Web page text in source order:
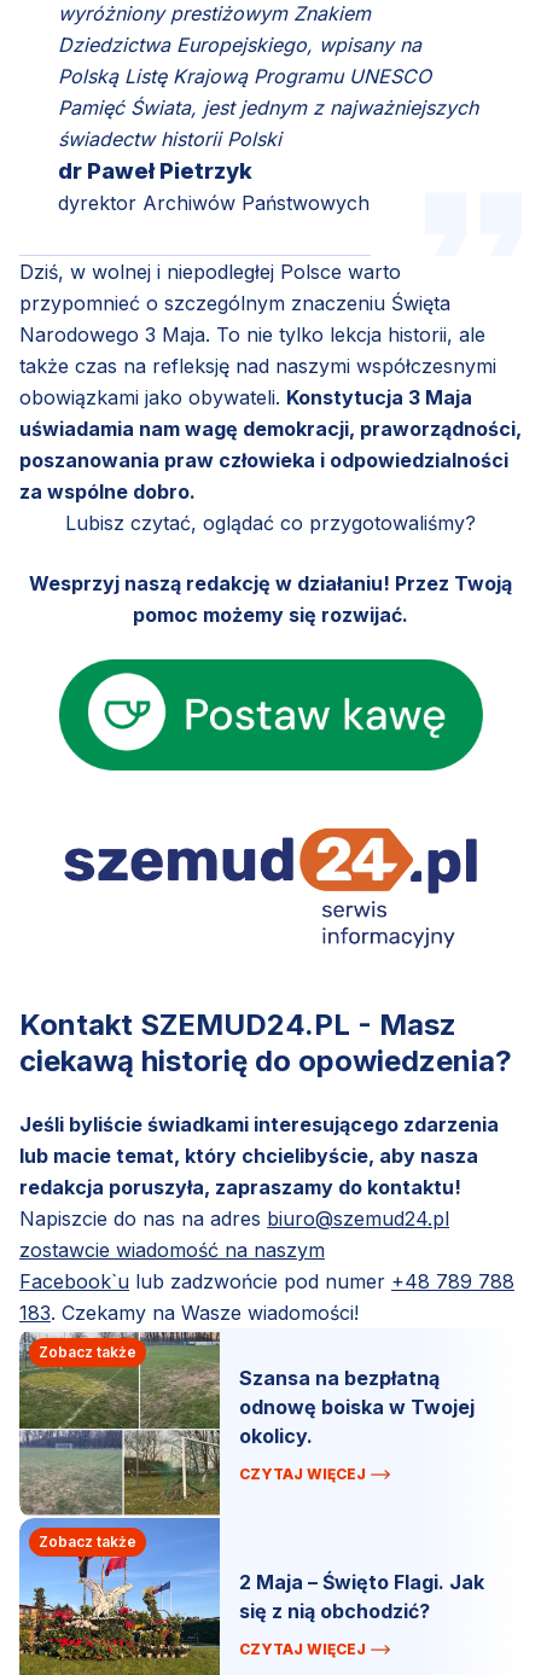
wyróżniony prestiżowym Znakiem
Dziedzictwa Europejskiego, wpisany na
Polską Listę Krajową Programu UNESCO
Pamięć Świata, jest jednym z najważniejszych
świadectw historii Polski
dr Paweł Pietrzyk
dyrektor Archiwów Państwowych
Dziś, w wolnej i niepodległej Polsce warto
przypomnieć o szczególnym znaczeniu Święta
Narodowego 3 Maja. To nie tylko lekcja historii, ale
także czas na refleksję nad naszymi współczesnymi
obowiązkami jako obywateli. Konstytucja 3 Maja
uświadamia nam wagę demokracji, praworządności,
poszanowania praw człowieka i odpowiedzialności
za wspólne dobro.
Lubisz czytać, oglądać co przygotowaliśmy?
Wesprzyj naszą redakcję w działaniu! Przez Twoją
pomoc możemy się rozwijać.
Kontakt SZEMUD24.PL - Masz
ciekawą historię do opowiedzenia?
Jeśli byliście świadkami interesującego zdarzenia
lub macie temat, który chcielibyście, aby nasza
redakcja poruszyła, zapraszamy do kontaktu!
Napiszcie do nas na adres biuro@szemud24.pl
zostawcie wiadomość na naszym
Facebook`u lub zadzwońcie pod numer +48 789 788
183. Czekamy na Wasze wiadomości!
Zobacz także
Szansa na bezpłatną
odnowę boiska w Twojej
okolicy.
CZYTAJ WIĘCEJ
Zobacz także
2 Maja – Święto Flagi. Jak
się z nią obchodzić?
CZYTAJ WIĘCEJ